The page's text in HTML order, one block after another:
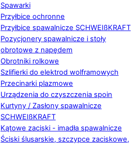
Spawarki
Przyłbice ochronne
Przyłbice spawalnicze SCHWEIßKRAFT
Pozycjonery spawalnicze i stoły
obrotowe z napędem
Obrotniki rolkowe
Szlifierki do elektrod wolframowych
Przecinarki plazmowe
Urządzenia do czyszczenia spoin
Kurtyny / Zasłony spawalnicze
SCHWEIßKRAFT
Kątowe zaciski - imadła spawalnicze
Ściski ślusarskie, szczypce zaciskowe,